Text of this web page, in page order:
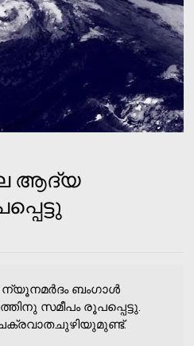
ആദ്യ
ബംഗാള്‍
സമീപം രൂപപ്പെട്ടു.